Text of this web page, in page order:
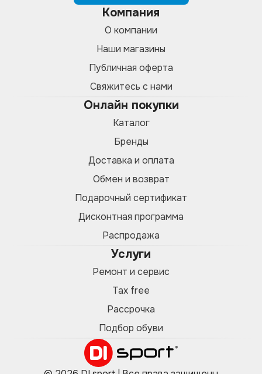
Компания
О компании
Наши магазины
Публичная оферта
Свяжитесь с нами
Онлайн покупки
Каталог
Бренды
Доставка и оплата
Обмен и возврат
Подарочный сертификат
Дисконтная программа
Распродажа
Услуги
Ремонт и сервис
Tax free
Рассрочка
Подбор обуви